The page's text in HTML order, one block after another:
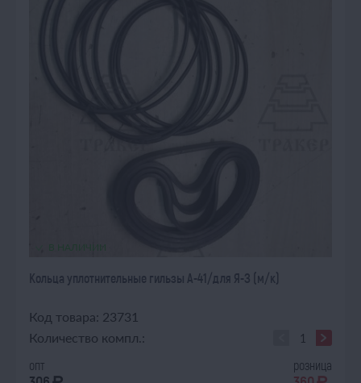
Кольца уплотнительные гильзы А-41/для Я-З (м/к)
Код товара: 23731
Количество компл.:
опт
розница